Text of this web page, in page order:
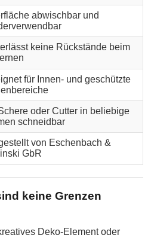
abwischbar und
keine Rückstände beim
für Innen- und geschützte
oder Cutter in beliebige
schneidbar
von Eschenbach &
GbR
keine Grenzen
Deko-Element oder